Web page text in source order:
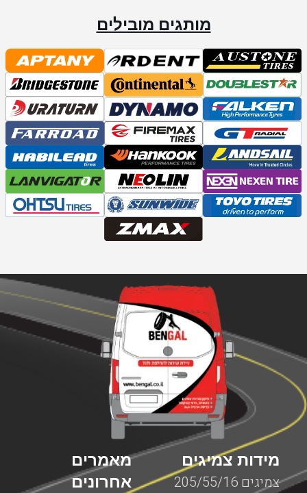
מותגים מובילים
מאמרים
אחרונים
מידות צמיגים
צמיגים 205/55/16